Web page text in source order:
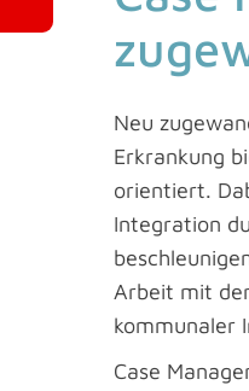
Neu
Erkrankung
orientiert.
Integration
Arbeit mit
kommunaler
Case